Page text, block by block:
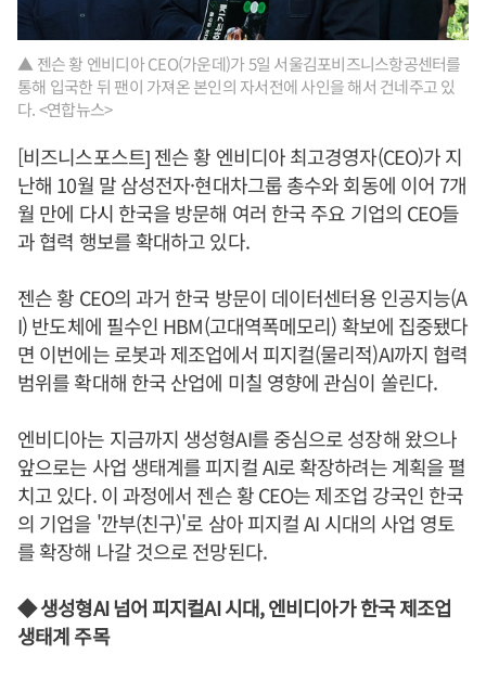
▲ 젠슨 황 엔비디아 CEO(가운데)가 5일 서울김포비즈니스항공센터를
통해 입국한 뒤 팬이 가져온 본인의 자서전에 사인을 해서 건네주고 있
다. <연합뉴스>
[비즈니스포스트] 젠슨 황 엔비디아 최고경영자(CEO)가 지
난해 10월 말 삼성전자·현대차그룹 총수와 회동에 이어 7개
월 만에 다시 한국을 방문해 여러 한국 주요 기업의 CEO들
과 협력 행보를 확대하고 있다.
젠슨 황 CEO의 과거 한국 방문이 데이터센터용 인공지능(A
I) 반도체에 필수인 HBM(고대역폭메모리) 확보에 집중됐다
면 이번에는 로봇과 제조업에서 피지컬(물리적)AI까지 협력
범위를 확대해 한국 산업에 미칠 영향에 관심이 쏠린다.
엔비디아는 지금까지 생성형AI를 중심으로 성장해 왔으나
앞으로는 사업 생태계를 피지컬 AI로 확장하려는 계획을 펼
치고 있다. 이 과정에서 젠슨 황 CEO는 제조업 강국인 한국
의 기업을 '깐부(친구)'로 삼아 피지컬 AI 시대의 사업 영토
를 확장해 나갈 것으로 전망된다.
◆ 생성형AI 넘어 피지컬AI 시대, 엔비디아가 한국 제조업
생태계 주목